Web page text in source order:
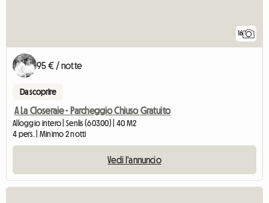
16
95 € / notte
Da scoprire
A La Closeraie - Parcheggio Chiuso Gratuito
Alloggio intero | Senlis (60300) | 40 M2
4 pers. | Minimo 2 notti
Vedi l'annuncio